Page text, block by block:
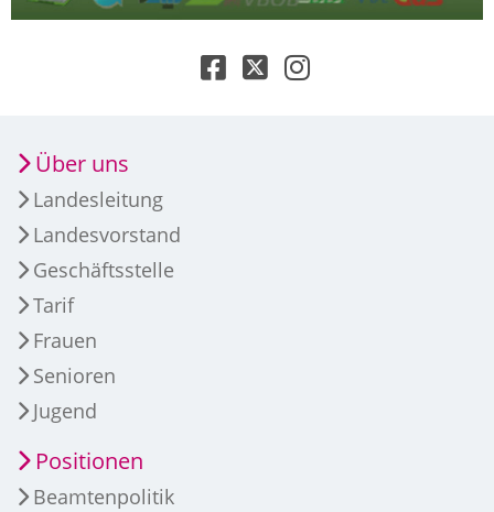
Über uns
Landesleitung
Landesvorstand
Geschäftsstelle
Tarif
Frauen
Senioren
Jugend
Positionen
Beamtenpolitik